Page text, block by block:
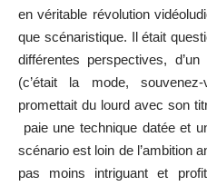
en véritable révolution
que scénaristique. Il était
différentes perspectives,
(c’était la mode,
promettait du lourd avec son
paie une technique datée et
scénario est loin de l’ambition
pas moins intriguant et